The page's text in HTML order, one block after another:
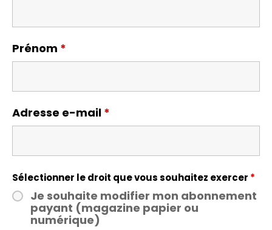
Prénom *
Adresse e-mail *
Sélectionner le droit que vous souhaitez exercer *
Je souhaite modifier mon abonnement
payant (magazine papier ou
numérique)